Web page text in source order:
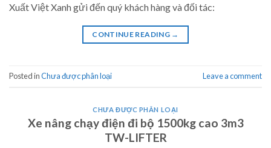
Xuất Việt Xanh gửi đến quý khách hàng và đối tác:
CONTINUE READING →
Posted inChưa được phân loại Leave a comment
CHƯA ĐƯỢC PHÂN LOẠI
Xe nâng chạy điện đi bộ 1500kg cao 3m3
TW-LIFTER